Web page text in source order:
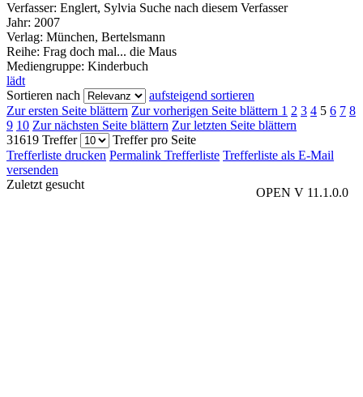
Verfasser: Englert, Sylvia Suche nach diesem Verfasser
Jahr: 2007
Verlag: München, Bertelsmann
Reihe: Frag doch mal... die Maus
Mediengruppe: Kinderbuch
lädt
Sortieren nach
aufsteigend sortieren
Zur ersten Seite blättern Zur vorherigen Seite blättern 1 2 3 4 5 6 7 8
9 10 Zur nächsten Seite blättern Zur letzten Seite blättern
31619 Treffer
Treffer pro Seite
Trefferliste drucken Permalink Trefferliste Trefferliste als E-Mail
versenden
OPEN V 11.1.0.0
Zuletzt gesucht